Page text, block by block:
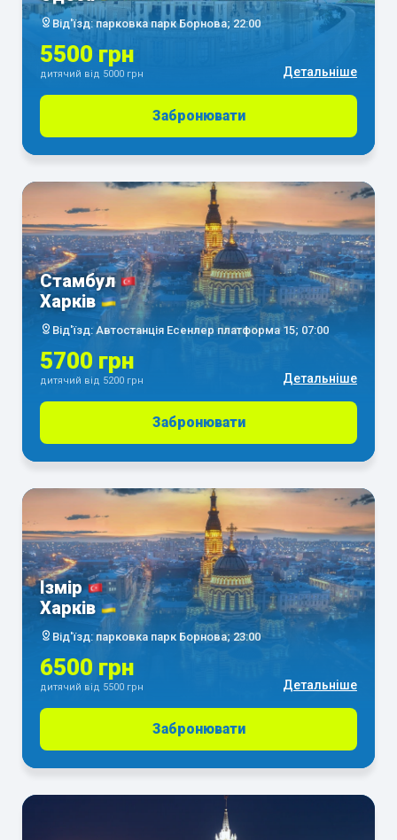
Від'їзд: парковка парк Борнова; 22:00
5500 грн
дитячий від 5000 грн Детальніше
Забронювати
Стамбул
Харків
Від'їзд: Автостанція Есенлер платформа 15; 07:00
5700 грн
дитячий від 5200 грн Детальніше
Забронювати
Ізмір
Харків
Від'їзд: парковка парк Борнова; 23:00
6500 грн
дитячий від 5500 грн Детальніше
Забронювати